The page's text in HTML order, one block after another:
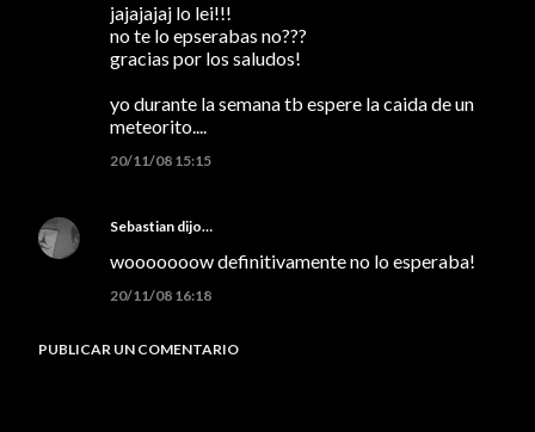
jajajajaj lo lei!!!
no te lo epserabas no???
gracias por los saludos!
yo durante la semana tb espere la caida de un
meteorito....
20/11/08 15:15
Sebastian dijo…
wooooooow definitivamente no lo esperaba!
20/11/08 16:18
PUBLICAR UN COMENTARIO